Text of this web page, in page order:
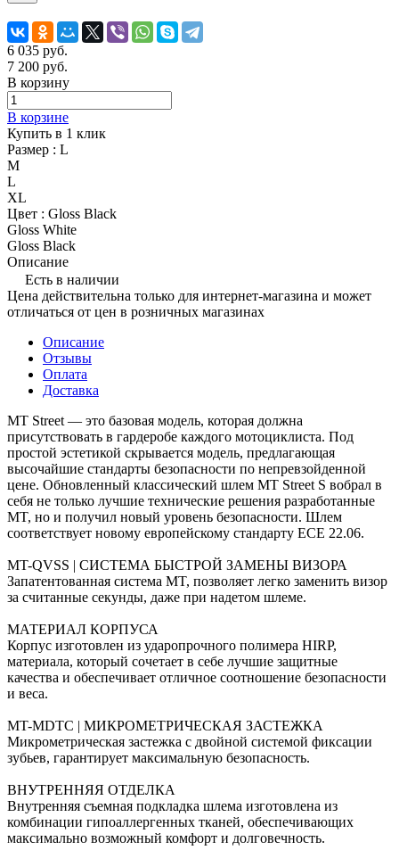
6 035 руб.
7 200 руб.
В корзину
В корзине
Купить в 1 клик
Размер : L
M
L
XL
Цвет : Gloss Black
Gloss White
Gloss Black
Описание
Есть в наличии
Цена действительна только для интернет-магазина и может
отличаться от цен в розничных магазинах
Описание
Отзывы
Оплата
Доставка
MT Street — это базовая модель, которая должна
присутствовать в гардеробе каждого мотоциклиста. Под
простой эстетикой скрывается модель, предлагающая
высочайшие стандарты безопасности по непревзойденной
цене. Обновленный классический шлем MT Street S вобрал в
себя не только лучшие технические решения разработанные
MT, но и получил новый уровень безопасности. Шлем
соответствует новому европейскому стандарту ECE 22.06.
MT-QVSS | СИСТЕМА БЫСТРОЙ ЗАМЕНЫ ВИЗОРА
Запатентованная система MT, позволяет легко заменить визор
за считанные секунды, даже при надетом шлеме.
МАТЕРИАЛ КОРПУСА
Корпус изготовлен из ударопрочного полимера HIRP,
материала, который сочетает в себе лучшие защитные
качества и обеспечивает отличное соотношение безопасности
и веса.
MT-MDTC | МИКРОМЕТРИЧЕСКАЯ ЗАСТЕЖКА
Микрометрическая застежка с двойной системой фиксации
зубьев, гарантирует максимальную безопасность.
ВНУТРЕННЯЯ ОТДЕЛКА
Внутренняя съемная подкладка шлема изготовлена из
комбинации гипоаллергенных тканей, обеспечивающих
максимально возможный комфорт и долговечность.